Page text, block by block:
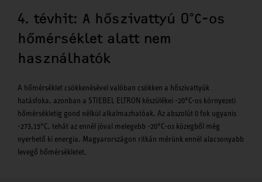
4. tévhit: A hőszivattyú 0°C-os
hőmérséklet alatt nem
használhatók
A hőmérséklet csökkenésével valóban csökken a hőszivattyúk
hatásfoka, azonban a STIEBEL ELTRON készülékei -20°C-os környezeti
hőmérsékletig gond nélkül alkalmazhatóak. Az abszolút 0 fok ugyanis
-273,15°C, tehát az ennél jóval melegebb -20°C-os közegből még
nyerhető ki energia. Magyarországon ritkán mérünk ennél alacsonyabb
levegő hőmérsékletet.